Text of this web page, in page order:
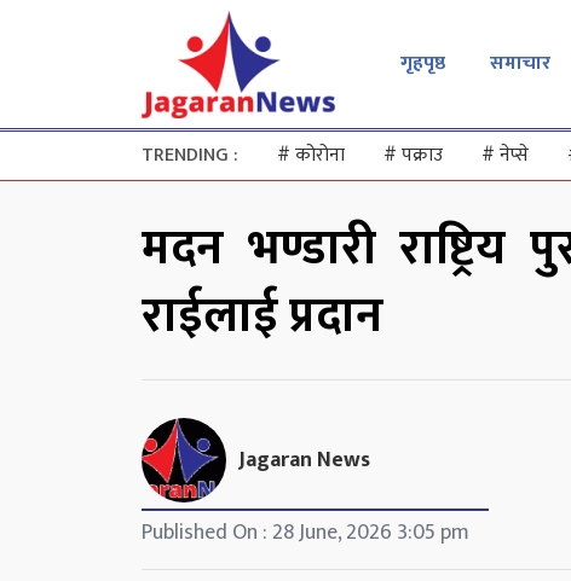
गृहपृष्ठ समाचार
TRENDING : #कोरोना #पक्राउ #नेप्से
मदन भण्डारी
राईलाई प्रदान
Jagaran News
Published On : 28 June, 2026 3:05 pm